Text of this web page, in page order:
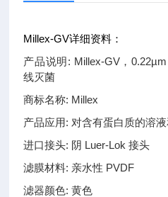
Millex-GV详细资料：
产品说明: Millex-GV，
线灭菌
商标名称: Millex
产品应用: 对含有蛋白质的溶
进口接头: 阴 Luer-Lok 接头
滤膜材料: 亲水性 PVDF
滤器颜色: 黄色